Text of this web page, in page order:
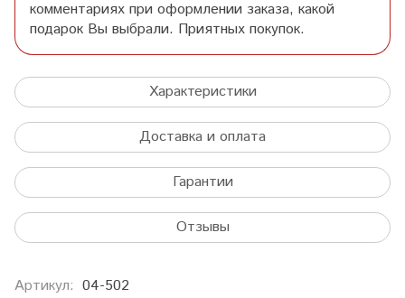
комментариях при оформлении заказа, какой
подарок Вы выбрали. Приятных покупок.
Характеристики
Доставка и оплата
Гарантии
Отзывы
Артикул: 04-502